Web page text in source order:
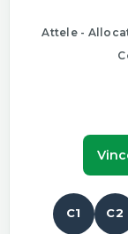
Attele -
C1 C2